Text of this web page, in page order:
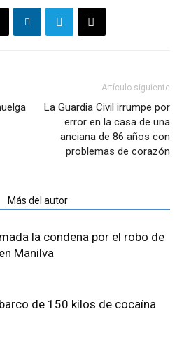
Artículo siguiente
La Guardia Civil irrumpe por
error en la casa de una
anciana de 86 años con
problemas de corazón
Más del autor
la condena por el robo de
Manilva
de 150 kilos de cocaína